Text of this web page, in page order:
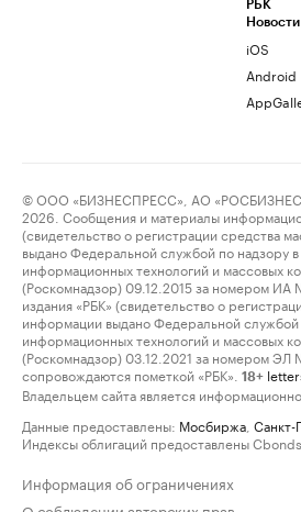
РБК
Новости
iOS
Android
© ООО «БИЗНЕСПРЕСС», АО
2026. Сообщения и материалы
(свидетельство о регистрации средства
выдано Федеральной службой по надзору
информационных технологий и массовых
(Роскомнадзор) 09.12.2015 за номером
издания «РБК» (свидетельство о
информации выдано Федеральной службой
информационных технологий и массовых
(Роскомнадзор) 03.12.2021 за номером
сопровождаются пометкой «РБК».
18+
Владельцем сайта является
Данные предоставлены: Мосбиржа Санкт-
Индексы облигаций предоставлены Cbonds.
Информация об ограничениях